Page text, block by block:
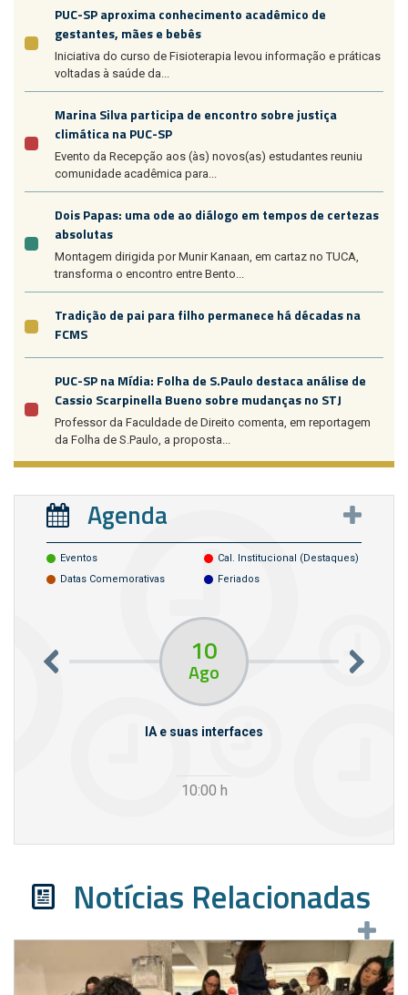
PUC-SP aproxima conhecimento acadêmico de
gestantes, mães e bebês
Iniciativa do curso de Fisioterapia levou informação e práticas
voltadas à saúde da...
Marina Silva participa de encontro sobre justiça
climática na PUC-SP
Evento da Recepção aos (às) novos(as) estudantes reuniu
comunidade acadêmica para...
Dois Papas: uma ode ao diálogo em tempos de certezas
absolutas
Montagem dirigida por Munir Kanaan, em cartaz no TUCA,
transforma o encontro entre Bento...
Tradição de pai para filho permanece há décadas na
FCMS
PUC-SP na Mídia: Folha de S.Paulo destaca análise de
Cassio Scarpinella Bueno sobre mudanças no STJ
Professor da Faculdade de Direito comenta, em reportagem
da Folha de S.Paulo, a proposta...
Agenda
Eventos
Cal. Institucional (destaques)
Datas Comemorativas
Feriados
10
Ago
IA e suas interfaces
10:00 h
Notícias Relacionadas